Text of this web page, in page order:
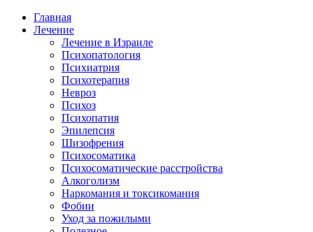
Главная
Лечение
Лечение в Израиле
Психопатология
Психиатрия
Психотерапия
Невроз
Психоз
Психопатия
Эпилепсия
Шизофрения
Психосоматика
Психосоматические расстройства
Алкоголизм
Наркомания и токсикомания
Фобии
Уход за пожилыми